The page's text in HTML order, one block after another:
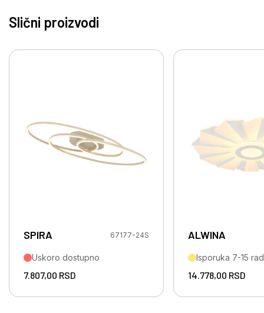
Slični proizvodi
SPIRA 67177-24S
Uskoro dostupno
7.807,00 RSD
ALWINA
Isporuka 7-15
14.778,00 RSD